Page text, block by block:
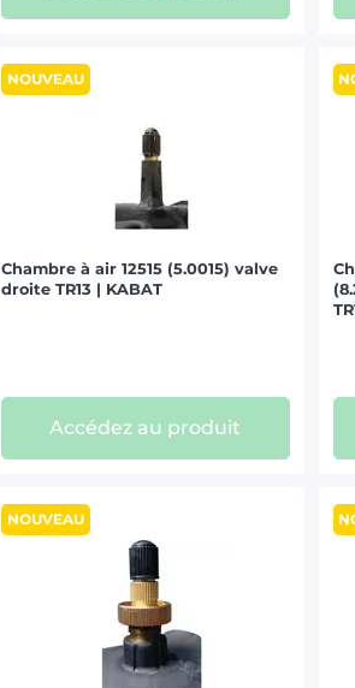
NOUVEAU
Chambre à air 12515 (5.0015) valve
droite TR13 | KABAT
Accédez au produit
NOUVEAU